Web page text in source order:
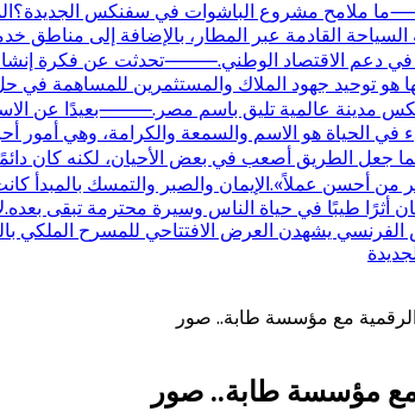
القادمة عبر المطار، بالإضافة إلى مناطق
دعم الاقتصاد الوطني.⸻تحدثت عن فكرة إنشاء
توحيد جهود الملاك والمستثمرين للمساهمة في حل
مدينة عالمية تليق باسم مصر.⸻بعيدًا عن
الحياة هو الاسم والسمعة والكرامة، وهي أمور
جعل الطريق أصعب في بعض الأحيان، لكنه كان
أجر من أحسن عملاً».الإيمان والصبر والتمسك
أثرًا طيبًا في حياة الناس وسيرة محترمة تبقى
الفرنسي يشهدن العرض الافتتاحي للمسرح الملكي
مع مؤسسة طابة.. صور
مع مؤسسة طابة.. صور